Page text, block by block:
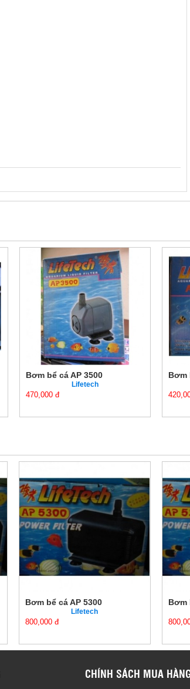
Bơm bể cá AP 3500
Lifetech
470,000 đ
Bơm
Bơm bể cá AP 5300
Lifetech
800,000 đ
Bơm
CHÍNH SÁCH MUA